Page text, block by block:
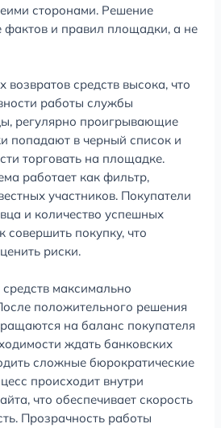
сторонами. Решение
фактов и правил площадки, а не
возвратов средств высока, что
работы службы
регулярно проигрывающие
попадают в черный список и
торговать на площадке.
работает как фильтр,
участников. Покупатели
и количество успешных
совершить покупку, что
риски.
максимально
положительного решения
на баланс покупателя
ждать банковских
сложные бюрократические
происходит внутри
что обеспечивает скорость
Прозрачность работы